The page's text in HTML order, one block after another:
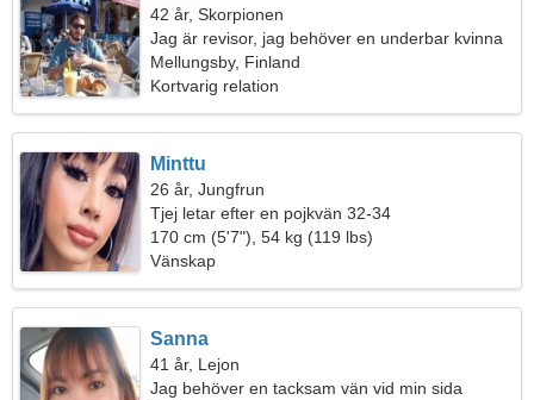
42 år, Skorpionen
Jag är revisor, jag behöver en underbar kvinna
Mellungsby, Finland
Kortvarig relation
Minttu
26 år, Jungfrun
Tjej letar efter en pojkvän 32-34
170 cm (5'7"), 54 kg (119 lbs)
Vänskap
Sanna
41 år, Lejon
Jag behöver en tacksam vän vid min sida